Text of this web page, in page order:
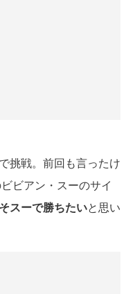
挑戦。前回も言ったけ
ビアン・スーのサイ
スーで勝ちたいと思い